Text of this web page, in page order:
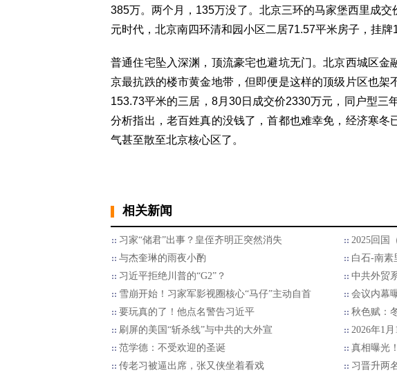
385万。两个月，135万没了。北京三环的马家堡西里成
元时代，北京南四环清和园小区二居71.57平米房子，挂牌
普通住宅坠入深渊，顶流豪宅也避坑无门。北京西城区金
京最抗跌的楼市黄金地带，但即便是这样的顶级片区也架
153.73平米的三居，8月30日成交价2330万元，同户型三
分析指出，老百姓真的没钱了，首都也难幸免，经济寒冬
气甚至散至北京核心区了。
相关新闻
习家“储君”出事？皇侄齐明正突然消失
2025回国
与杰奎琳的雨夜小酌
白石-南素
习近平拒绝川普的“G2”？
中共外贸
雪崩开始！习家军影视圈核心“马仔”主动自首
会议内幕
要玩真的了！他点名警告习近平
秋色赋：
刷屏的美国“斩杀线”与中共的大外宣
2026年1
范学德：不受欢迎的圣诞
真相曝光
传老习被逼出席，张又侠坐着看戏
习晋升两